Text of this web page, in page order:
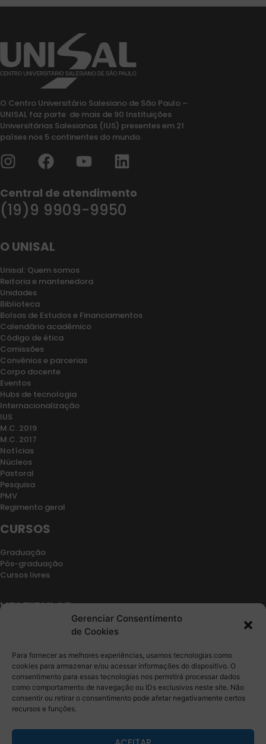
Gerenciar Consentimento
de Cookies
Para fornecer as melhores experiências, usamos tecnologias como
cookies para armazenar e/ou acessar informações do dispositivo. O
consentimento para essas tecnologias nos permitirá processar dados
como comportamento de navegação ou IDs exclusivos neste site. Não
consentir ou retirar o consentimento pode afetar negativamente certos
recursos e funções.
O Centro Universitário Salesiano de São Paulo –
UNISAL faz parte de mais de 90 Instituições
Universitárias Salesianas (IUS) presentes em 21
países nos 5 continentes do mundo.
Central de atendimento
(19)9 9909-9950
O UNISAL
Unisal: Quem somos
Reitoria e mantenedora
Unidades
Biblioteca
Bolsas de Estudos e Financiamentos
Calendário acadêmico
Código de ética
Comissões
Convênios e parcerias
Corpo docente
Eventos
Hubs de tecnologia
Internacionalização
IUS
M.C. 2019
M.C. 2017
Notícias
Núcleos
Pastoral
Pesquisa
PMV
Regimento geral
CURSOS
Graduação
Pós-graduação
Cursos livres
VESTIBULAR
Retorno de vínculo
Transferencia
Edital
CONTATO
Fale Conosco
Sala de Imprensa